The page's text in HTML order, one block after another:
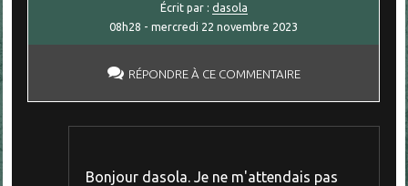
Écrit par : dasola
08h28 -mercredi 22 novembre 2023
RÉPONDRE À CE COMMENTAIRE
Bonjour dasola. Je ne m'attendais pas